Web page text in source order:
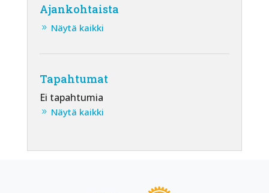
Ajankohtaista
Näytä kaikki
Tapahtumat
Ei tapahtumia
Näytä kaikki